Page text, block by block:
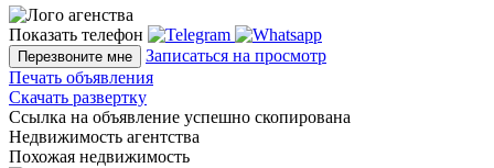
Показать телефон
Перезвоните мне
Записаться на просмотр
Печать объявления
Скачать развертку
Ссылка на объявление успешно скопирована
Недвижимость агентства
Похожая недвижимость